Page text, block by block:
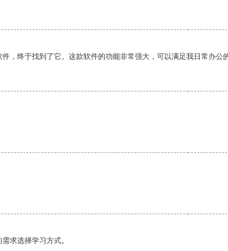
，终于找到了它。这款软件的功能非常强大，可以满足我日常办公
求选择学习方式。